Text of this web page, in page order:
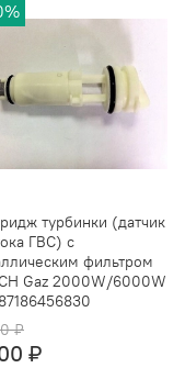
турбинки (датчик
ГВС) с
фильтром
Gaz 2000W/6000W
₽
₽